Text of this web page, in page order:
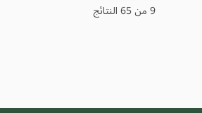
9 من 65
النتائج